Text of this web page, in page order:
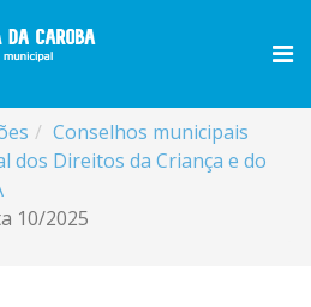
Conselhos municipais
dos Direitos da Criança e do
10/2025